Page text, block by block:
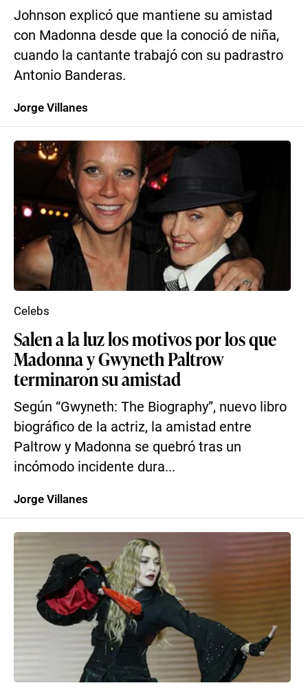
Johnson explicó que mantiene su amistad
con Madonna desde que la conoció de niña,
cuando la cantante trabajó con su padrastro
Antonio Banderas.
Jorge Villanes
Salen a la luz los motivos por los que
Madonna y Gwyneth Paltrow
terminaron su amistad
Según “Gwyneth: The Biography”, nuevo libro
biográfico de la actriz, la amistad entre
Paltrow y Madonna se quebró tras un
incómodo incidente dura...
Celebs
Jorge Villanes